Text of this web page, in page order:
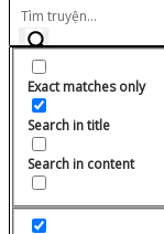
Exact matches only
Search in title
Search in content